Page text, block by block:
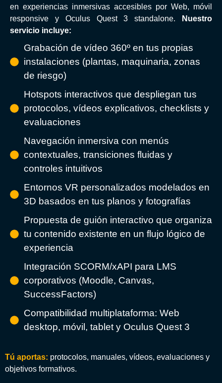
en experiencias inmersivas accesibles por Web, móvil
responsive y Oculus Quest 3 standalone.
Nuestro
servicio incluye:
Grabación de vídeo 360º en tus propias
instalaciones (plantas, maquinaria, zonas
de riesgo)
Hotspots interactivos que despliegan tus
protocolos, vídeos explicativos, checklists y
evaluaciones
Navegación inmersiva con menús
contextuales, transiciones fluidas y
controles intuitivos
Entornos VR personalizados modelados en
3D basados en tus planos y fotografías
Propuesta de guión interactivo que organiza
tu contenido existente en un flujo lógico de
experiencia
Integración SCORM/xAPI para LMS
corporativos (Moodle, Canvas,
SuccessFactors)
Compatibilidad multiplataforma: Web
desktop, móvil, tablet y Oculus Quest 3
Tú aportas: protocolos, manuales, vídeos, evaluaciones y
objetivos formativos.